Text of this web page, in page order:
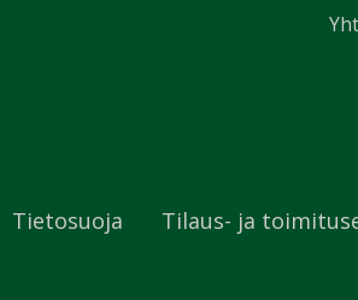
Tietosuoja Tilaus- ja